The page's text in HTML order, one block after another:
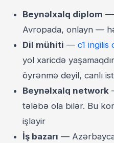
Beynəlxalq diplom —
Avropada, onlayn —
Dil mühiti — c1 ingilis
yol xaricdə
öyrənmə deyil, canlı
Beynəlxalq network
tələbə ola bilər. Bu
işləyir
İş bazarı —